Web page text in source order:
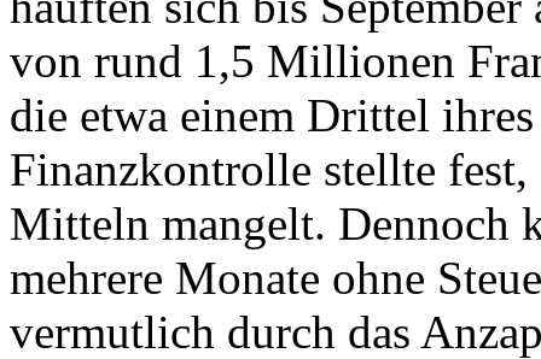
von rund 1,5 Millionen
die etwa einem Drittel
Finanzkontrolle stellte
Mitteln mangelt. Dennoch
mehrere Monate ohne
vermutlich durch das